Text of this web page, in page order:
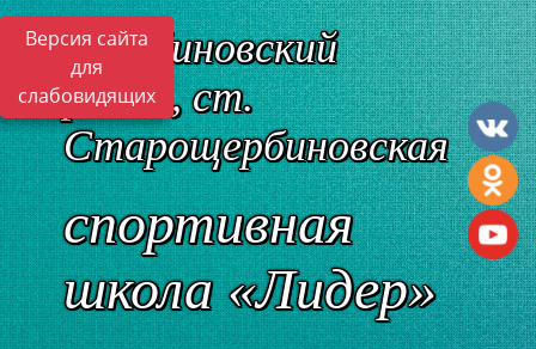
Версия сайта
для
слабовидящих
Щербиновский
район, ст.
Старощербиновская
спортивная
школа «Лидер»